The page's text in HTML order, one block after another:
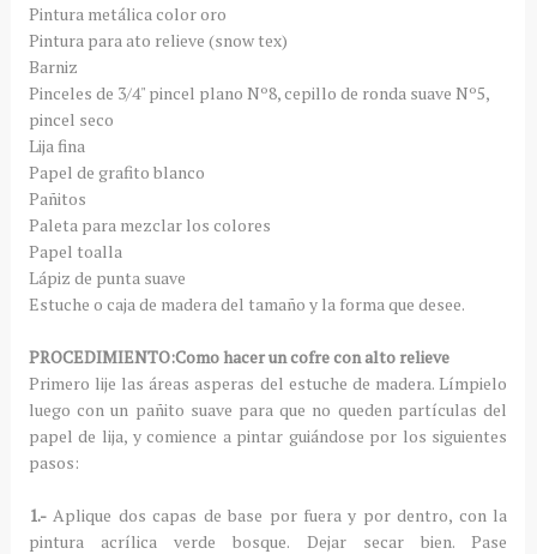
Pintura metálica color oro
Pintura para ato relieve (snow tex)
Barniz
Pinceles de 3/4" pincel plano Nº8, cepillo de ronda suave Nº5,
pincel seco
Lija fina
Papel de grafito blanco
Pañitos
Paleta para mezclar los colores
Papel toalla
Lápiz de punta suave
Estuche o caja de madera del tamaño y la forma que desee.
PROCEDIMIENTO:Como hacer un cofre con alto relieve
Primero lije las áreas asperas del estuche de madera. Límpielo
luego con un pañito suave para que no queden partículas del
papel de lija, y comience a pintar guiándose por los siguientes
pasos:
1.-Aplique dos capas de base por fuera y por dentro, con la
pintura acrílica verde bosque. Dejar secar bien. Pase